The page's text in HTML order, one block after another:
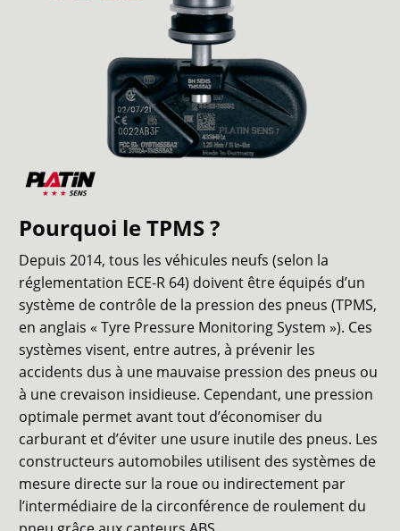
Pourquoi le TPMS ?
Depuis 2014, tous les véhicules neufs (selon la
réglementation ECE-R 64) doivent être équipés d’un
système de contrôle de la pression des pneus (TPMS,
en anglais « Tyre Pressure Monitoring System »). Ces
systèmes visent, entre autres, à prévenir les
accidents dus à une mauvaise pression des pneus ou
à une crevaison insidieuse. Cependant, une pression
optimale permet avant tout d’économiser du
carburant et d’éviter une usure inutile des pneus. Les
constructeurs automobiles utilisent des systèmes de
mesure directe sur la roue ou indirectement par
l’intermédiaire de la circonférence de roulement du